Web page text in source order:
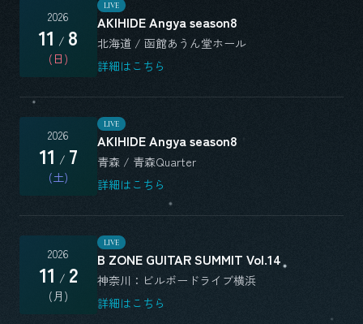
2026
11 / 8
(日)
LIVE
AKIHIDE Angya season8
北海道 / 函館あうん堂ホール
詳細はこちら
2026
11 / 7
(土)
LIVE
AKIHIDE Angya season8
青森 / 青森Quarter
詳細はこちら
2026
11 / 2
(月)
LIVE
B ZONE GUITAR SUMMIT Vol.14
神奈川：ビルボードライブ横浜
詳細はこちら